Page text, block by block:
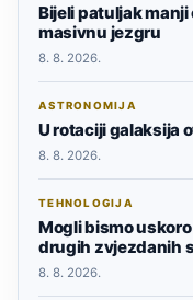
Bijeli patuljak
masivnu jezgru
8. 8. 2026.
ASTRONOMIJA
U rotaciji galaksija
8. 8. 2026.
TEHNOLOGIJA
Mogli bismo
drugih zvjezdanih
8. 8. 2026.